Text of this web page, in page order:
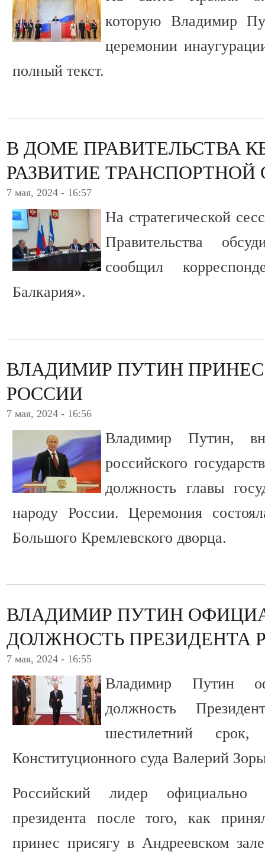
которую Владимир
церемонии
полный текст.
В ДОМЕ ПРАВИТЕЛЬСТВА
РАЗВИТИЕ
7 мая, 2024 - 16:57
На стратегической
Правительства
сообщил
Балкария».
ВЛАДИМИР ПУТИН
РОССИИ
7 мая, 2024 - 16:56
Владимир Путин,
российского
должность главы
народу России. Церемония
Большого Кремлевского дворца.
ВЛАДИМИР ПУТИН
ДОЛЖНОСТЬ ПРЕЗИДЕНТА
7 мая, 2024 - 16:55
Владимир Путин
должность
шестилетний срок,
Конституционного суда Валерий
Российский лидер
президента после того, как
принес присягу в Андреевском